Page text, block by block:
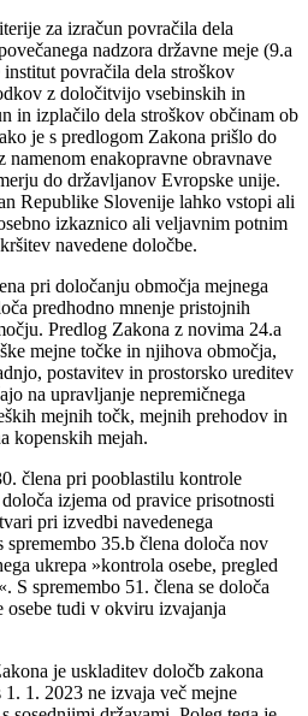
za izračun povračila dela
nadzora državne meje (9.a
povračila dela stroškov
z določitvijo vsebinskih in
in izplačilo dela stroškov občinam ob
je s predlogom Zakona prišlo do
enakopravne obravnave
do državljanov Evropske unije.
Republike Slovenije lahko vstopi ali
izkaznico ali veljavnim potnim
navedene določbe.
pri določanju območja mejnega
predhodno mnenje pristojnih
Predlog Zakona z novima 24.a
mejne točke in njihova območja,
postavitev in prostorsko ureditev
na upravljanje nepremičnega
mejnih točk, mejnih prehodov in
kopenskih mejah.
člena pri pooblastilu kontrole
izjema od pravice prisotnosti
pri izvedbi navedenega
35.b člena določa nov
ukrepa »kontrola osebe, pregled
S spremembo 51. člena se določa
osebe tudi v okviru izvajanja
je uskladitev določb zakona
1. 2023 ne izvaja več mejne